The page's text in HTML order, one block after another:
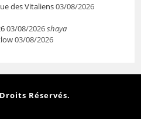
des Vitaliens03/08/2026
03/08/2026shaya
03/08/2026
Réservés.